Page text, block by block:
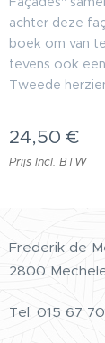
achter deze
boek om van
tevens ook
Tweede
24,50 €
Prijs Incl. BTW
Frederik de
2800
Tel. 015 67